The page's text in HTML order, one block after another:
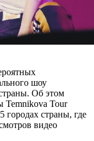
шоу
Об этом
Temnikova Tour
городах страны, где
видео